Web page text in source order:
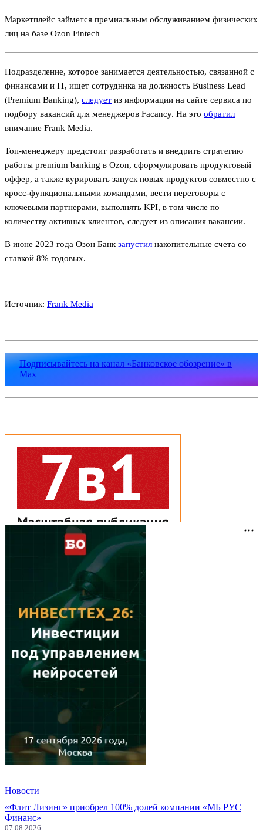
Маркетплейс займется премиальным обслуживанием физических
лиц на базе Ozon Fintech
Подразделение, которое занимается деятельностью, связанной с
финансами и IT, ищет сотрудника на должность Business Lead
(Premium Banking), следует из информации на сайте сервиса по
подбору вакансий для менеджеров Facancy. На это обратил
внимание Frank Media.
Топ-менеджеру предстоит разработать и внедрить стратегию
работы premium banking в Ozon, сформулировать продуктовый
оффер, а также курировать запуск новых продуктов совместно с
кросс-функциональными командами, вести переговоры с
ключевыми партнерами, выполнять KPI, в том числе по
количеству активных клиентов, следует из описания вакансии.
В июне 2023 года Озон Банкзапустил накопительные счета со
ставкой 8% годовых.
Источник: Frank Media
Подписывайтесь на канал «Банковское обозрение» в
Max
Новости
«Флит Лизинг» приобрел 100% долей компании «МБ РУС
Финанс»
07.08.2026